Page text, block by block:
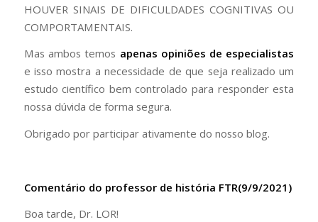
HOUVER SINAIS DE DIFICULDADES COGNITIVAS OU
COMPORTAMENTAIS.
Mas ambos temos apenas opiniões de especialistas
e isso mostra a necessidade de que seja realizado um
estudo científico bem controlado para responder esta
nossa dúvida de forma segura.
Obrigado por participar ativamente do nosso blog.
Comentário do professor de história FTR(9/9/2021)
Boa tarde, Dr. LOR!